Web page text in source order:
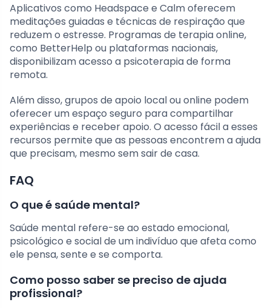
Aplicativos como Headspace e Calm oferecem
meditações guiadas e técnicas de respiração que
reduzem o estresse. Programas de terapia online,
como BetterHelp ou plataformas nacionais,
disponibilizam acesso a psicoterapia de forma
remota.
Além disso, grupos de apoio local ou online podem
oferecer um espaço seguro para compartilhar
experiências e receber apoio. O acesso fácil a esses
recursos permite que as pessoas encontrem a ajuda
que precisam, mesmo sem sair de casa.
FAQ
O que é saúde mental?
Saúde mental refere-se ao estado emocional,
psicológico e social de um indivíduo que afeta como
ele pensa, sente e se comporta.
Como posso saber se preciso de ajuda
profissional?